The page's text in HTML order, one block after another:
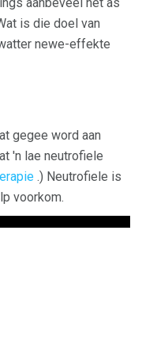
is die doel van
newe-effekte
gegee word aan
'n lae neutrofiele
.) Neutrofiele is
voorkom.